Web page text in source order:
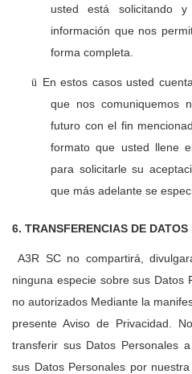
usted está solicitando
información que nos
forma completa.
ü En estos casos usted
que nos comuniquemos
futuro con el fin
formato que usted llene
para solicitarle su
que más adelante se
6. TRANSFERENCIAS DE DATOS
A3R SC no compartirá,
ninguna especie sobre sus Datos
no autorizados Mediante la
presente Aviso de Privacidad.
transferir sus Datos Personales
sus Datos Personales por